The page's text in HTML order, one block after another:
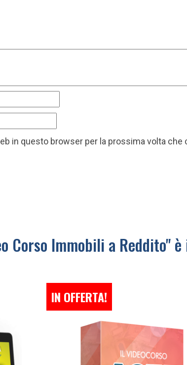
in questo browser per la prossima volta che
Corso Immobili a Reddito"
IN OFFERTA!